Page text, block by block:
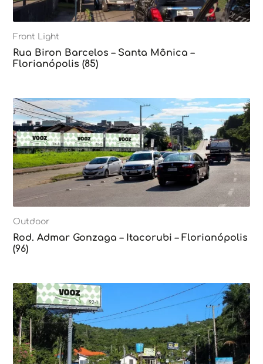
Front Light
Rua Biron Barcelos – Santa Mônica –
Florianópolis (85)
Outdoor
Rod. Admar Gonzaga – Itacorubi – Florianópolis
(96)